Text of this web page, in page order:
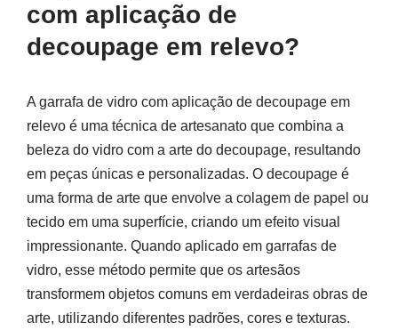
com aplicação de
decoupage em relevo?
A garrafa de vidro com aplicação de decoupage em
relevo é uma técnica de artesanato que combina a
beleza do vidro com a arte do decoupage, resultando
em peças únicas e personalizadas. O decoupage é
uma forma de arte que envolve a colagem de papel ou
tecido em uma superfície, criando um efeito visual
impressionante. Quando aplicado em garrafas de
vidro, esse método permite que os artesãos
transformem objetos comuns em verdadeiras obras de
arte, utilizando diferentes padrões, cores e texturas.